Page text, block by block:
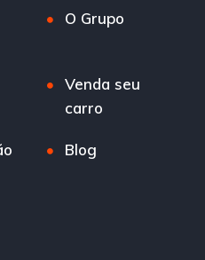
O Grupo
Venda seu
carro
Blog